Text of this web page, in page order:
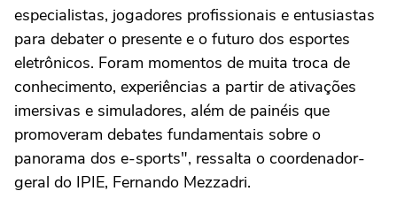
especialistas, jogadores profissionais e entusiastas
para debater o presente e o futuro dos esportes
eletrônicos. Foram momentos de muita troca de
conhecimento, experiências a partir de ativações
imersivas e simuladores, além de painéis que
promoveram debates fundamentais sobre o
panorama dos e-sports", ressalta o coordenador-
geral do IPIE, Fernando Mezzadri.